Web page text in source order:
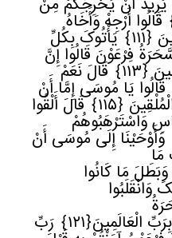
قَالُوا أَرْجِهْ وَأَخَاهُ
﴿١١١﴾ یَأْتُوکَ بِکُلِّ
فِرْعَوْنَ قَالُوا إِنَّ
﴿١١٣﴾ قَالَ نَعَمْ
قَالُوا یَا مُوسَى إِمَّا أَنْ
﴿١١٥﴾ قَالَ أَلْقُوا
وَاسْتَرْهَبُوهُمْ
وَأَوْحَیْنَا إِلَى مُوسَى أَنْ
مَا کَانُوا
وَانْقَلَبُوا
الْعَالَمِینَ﴿١٢١﴾ رَبِّ